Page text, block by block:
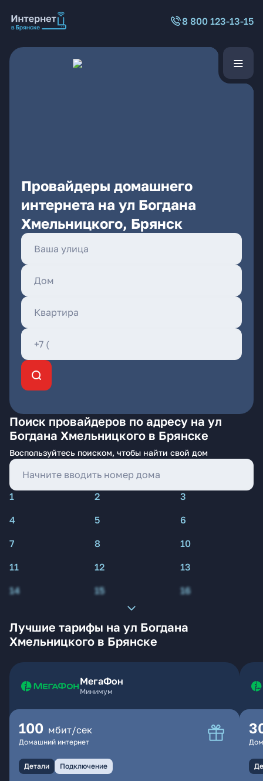
8 800 123-13-15
Провайдеры домашнего
интернета на ул Богдана
Хмельницкого, Брянск
Поиск провайдеров по адресу на ул
Богдана Хмельницкого в Брянске
Воспользуйтесь поиском, чтобы найти свой дом
1 2
3
4
5
6
7
8
10
11
12
13
14
15 16
Лучшие тарифы на ул Богдана
Хмельницкого в Брянске
МегаФон
Минимум
100 мбит/сек
Домашний интернет
Детали Подключение